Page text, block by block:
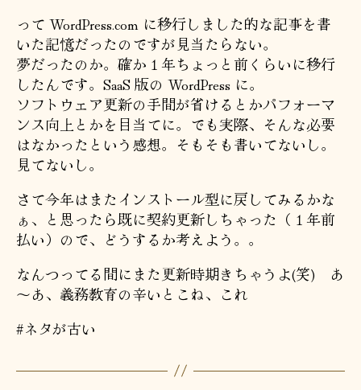
って WordPress.com に移行しました的な記事を書
いた記憶だったのですが見当たらない。
夢だったのか。確か１年ちょっと前くらいに移行
したんです。SaaS 版の WordPress に。
ソフトウェア更新の手間が省けるとかパフォーマ
ンス向上とかを目当てに。でも実際、そんな必要
はなかったという感想。そもそも書いてないし。
見てないし。
さて今年はまたインストール型に戻してみるかな
ぁ、と思ったら既に契約更新しちゃった（１年前
払い）ので、どうするか考えよう。。
なんつってる間にまた更新時期きちゃうよ(笑) あ
～あ、義務教育の辛いとこね、これ
#ネタが古い